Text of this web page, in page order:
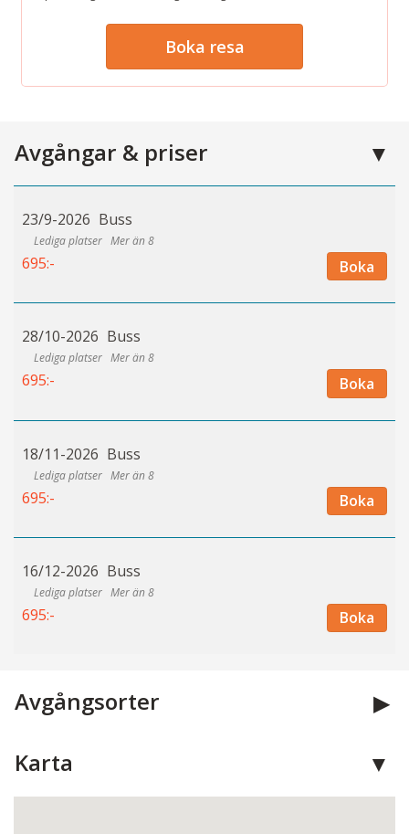
Boka resa
Avgångar & priser
23/9-2026 Buss
Mer än 8
695:- Boka
28/10-2026 Buss
Mer än 8
695:- Boka
18/11-2026 Buss
Mer än 8
695:- Boka
16/12-2026 Buss
Mer än 8
695:- Boka
Avgångsorter
Karta